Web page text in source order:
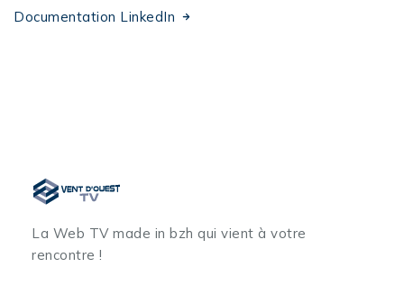
Documentation LinkedIn
La Web TV made in bzh qui vient à votre
rencontre !